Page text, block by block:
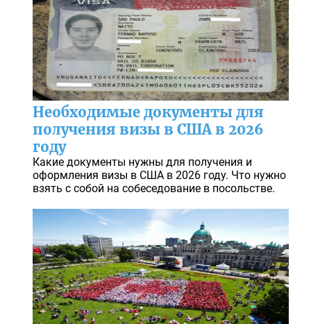
Необходимые документы для
получения визы в США в 2026
году
Какие документы нужны для получения и
оформления визы в США в 2026 году. Что нужно
взять с собой на собеседование в посольстве.